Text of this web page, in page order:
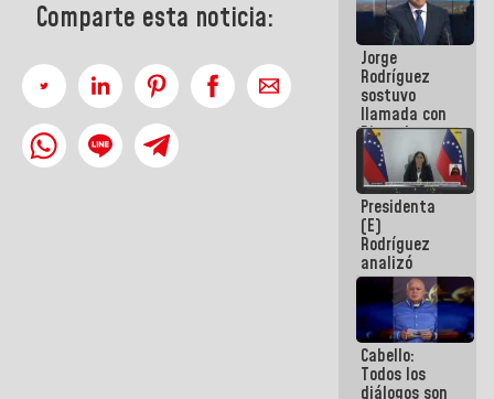
Comparte esta noticia: Venezuela"
a servidores
públicos
Jorge
Rodríguez
sostuvo
llamada con
Dinorah
Figuera y
acuerdan
primer
encuentro
presencial
para el
diálogo
Presidenta
(E)
Rodríguez
analizó
junto a
gobernadores
planes de
recuperación
del Sistema
Eléctrico
Cabello:
Todos los
diálogos son